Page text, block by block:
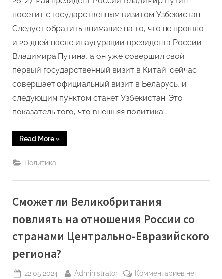
мнение
посетит с государственным визитом Узбекистан.
Следует обратить внимание на то, что не прошло
и 20 дней после инаугурации президента России
Владимира Путина, а он уже совершил свой
первый государственный визит в Китай, сейчас
совершает официальный визит в Беларусь, и
следующим пунктом станет Узбекистан. Это
показатель того, что внешняя политика…
Read More“Визит
президента
Узбекистан
это
уровня
доверия
главами
государств
–
экспертное
мнение”
»
Политика
Сможет ли Великобритания
повлиять на отношения России со
странами Центрально-Евразийского
региона?
Posted
22.05.2024 By
Administrator Комментариевк
нет